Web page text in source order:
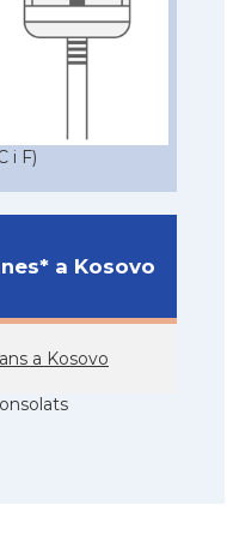
i F)
a Kosovo
a Kosovo